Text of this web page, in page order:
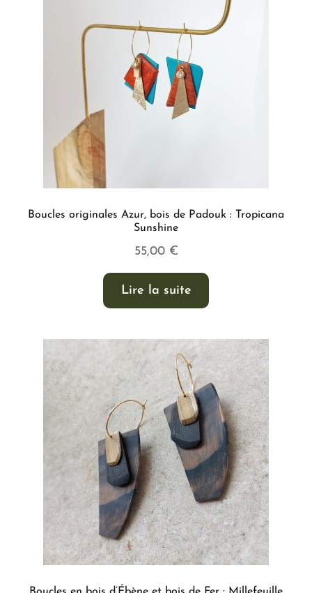
Boucles originales Azur, bois de Padouk : Tropicana
Sunshine
55,00 €
Lire la suite